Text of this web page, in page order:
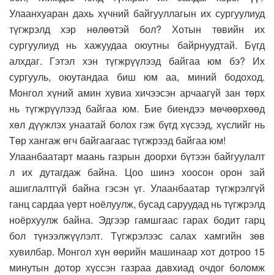
Улаанхуаран дахь хүчний байгууллагын их сургуулиуд
түгжрэлд хэр нөлөөтэй бол? Хотын төвийн их
сургуулиуд нь хажуудаа оюутны байрнуудтай. Бүгд
алхдаг. Гэтэл хэн түгжрүүлээд байгаа юм бэ? Их
сургууль, оюутандаа биш юм аа, миний бодоход.
Монгол хүний амин хувиа хичээсэн арчаагүй зан төрх
нь түгжрүүлээд байгаа юм. Бие биендээ мөчөөрхөөд
хөл дүүжлэх унаатай болох гэж бүгд хүсээд, хүслийг нь
Төр хангаж өгч байгаагаас түгжрээд байгаа юм!
Улаанбаатарт маань газрын доорхи бүтээн байгуулалт
л их дутагдаж байна. Цоо шинэ хоосон орон зай
ашиглалтгүй байна гэсэн үг. Улаанбаатар түгжрэлгүй
ганц сардаа үeрт ноёлуулж, бусад саруудад нь түгжрэлд
ноёрхуулж байна. Эдгээр гамшгаас гарах бодит гарц
бол түнээлжүүлэлт. Түгжрэлээс салах хамгийн зөв
хувилбар. Монгол хүн өөрийн машинаар хот дотроо 15
минутын дотор хүссэн газраа давхиад очдог боломж